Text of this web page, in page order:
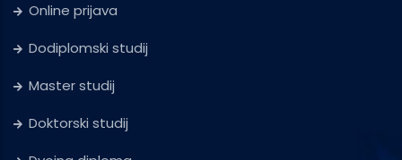
Online prijava
Dodiplomski studij
Master studij
Doktorski studij